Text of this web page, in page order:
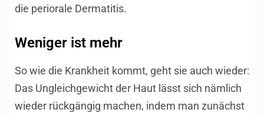
die periorale Dermatitis.
Weniger ist mehr
So wie die Krankheit kommt, geht sie auch wieder:
Das Ungleichgewicht der Haut lässt sich nämlich
wieder rückgängig machen, indem man zunächst